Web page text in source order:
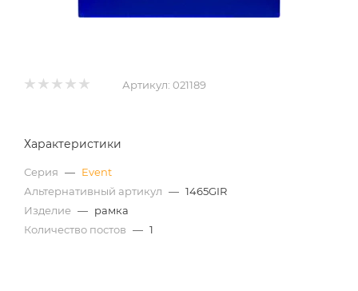
Артикул: 021189
Характеристики
Серия — Event
Альтернативный артикул — 1465GIR
Изделие — рамка
Количество постов — 1